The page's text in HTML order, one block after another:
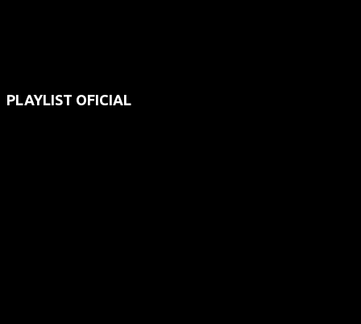
PLAYLIST OFICIAL